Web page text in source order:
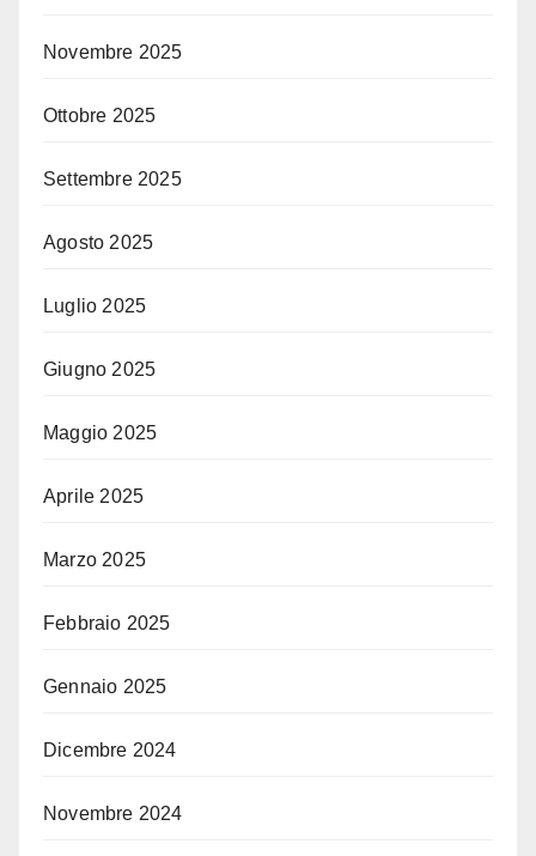
Novembre 2025
Ottobre 2025
Settembre 2025
Agosto 2025
Luglio 2025
Giugno 2025
Maggio 2025
Aprile 2025
Marzo 2025
Febbraio 2025
Gennaio 2025
Dicembre 2024
Novembre 2024